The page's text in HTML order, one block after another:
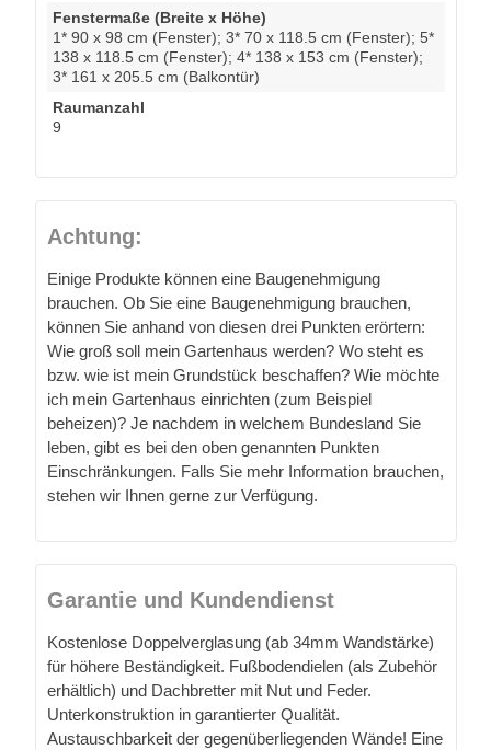
Fenstermaße (Breite x Höhe)
1* 90 x 98 cm (Fenster); 3* 70 x 118.5 cm (Fenster); 5*
138 x 118.5 cm (Fenster); 4* 138 x 153 cm (Fenster);
3* 161 x 205.5 cm (Balkontür)
Raumanzahl
9
Achtung:
Einige Produkte können eine Baugenehmigung
brauchen. Ob Sie eine Baugenehmigung brauchen,
können Sie anhand von diesen drei Punkten erörtern:
Wie groß soll mein Gartenhaus werden? Wo steht es
bzw. wie ist mein Grundstück beschaffen? Wie möchte
ich mein Gartenhaus einrichten (zum Beispiel
beheizen)? Je nachdem in welchem Bundesland Sie
leben, gibt es bei den oben genannten Punkten
Einschränkungen. Falls Sie mehr Information brauchen,
stehen wir Ihnen gerne zur Verfügung.
Garantie und Kundendienst
Kostenlose Doppelverglasung (ab 34mm Wandstärke)
für höhere Beständigkeit. Fußbodendielen (als Zubehör
erhältlich) und Dachbretter mit Nut und Feder.
Unterkonstruktion in garantierter Qualität.
Austauschbarkeit der gegenüberliegenden Wände! Eine